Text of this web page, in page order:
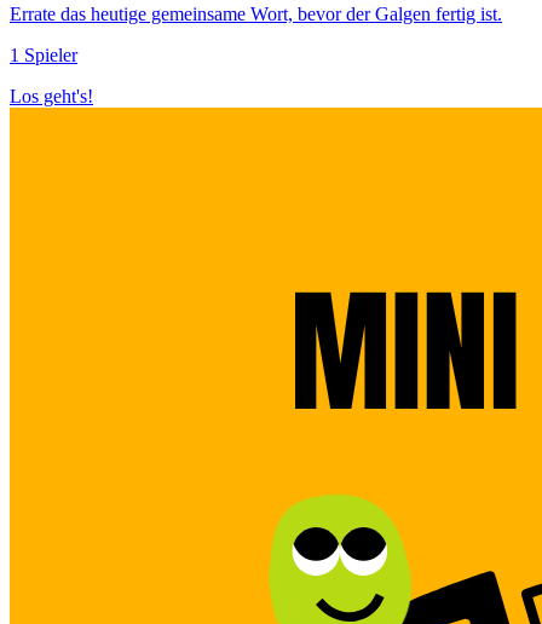
Errate das heutige gemeinsame Wort, bevor der Galgen fertig ist.
1 Spieler
Los geht's!